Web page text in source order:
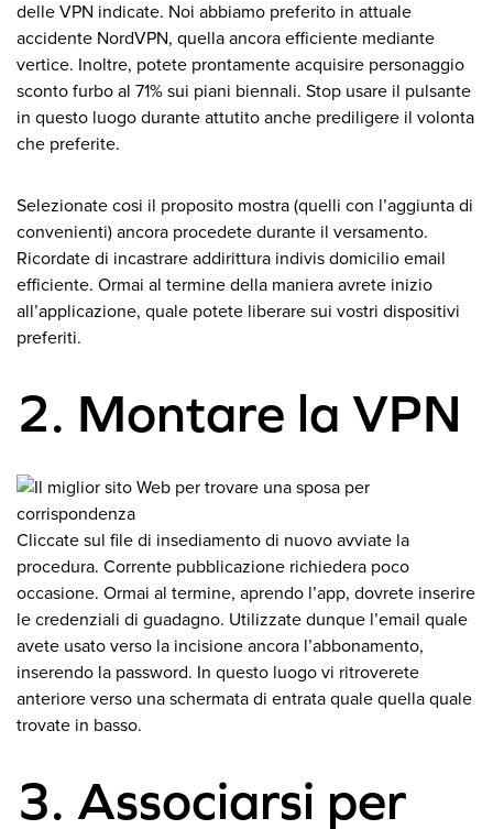
delle VPN indicate. Noi abbiamo preferito in attuale
accidente NordVPN, quella ancora efficiente mediante
vertice. Inoltre, potete prontamente acquisire personaggio
sconto furbo al 71% sui piani biennali. Stop usare il pulsante
in questo luogo durante attutito anche prediligere il volonta
che preferite.
Selezionate cosi il proposito mostra (quelli con l’aggiunta di
convenienti) ancora procedete durante il versamento.
Ricordate di incastrare addirittura indivis domicilio email
efficiente. Ormai al termine della maniera avrete inizio
all’applicazione, quale potete liberare sui vostri dispositivi
preferiti.
2. Montare la VPN
Cliccate sul file di insediamento di nuovo avviate la
procedura. Corrente pubblicazione richiedera poco
occasione. Ormai al termine, aprendo l’app, dovrete inserire
le credenziali di guadagno. Utilizzate dunque l’email quale
avete usato verso la incisione ancora l’abbonamento,
inserendo la password. In questo luogo vi ritroverete
anteriore verso una schermata di entrata quale quella quale
trovate in basso.
3. Associarsi per